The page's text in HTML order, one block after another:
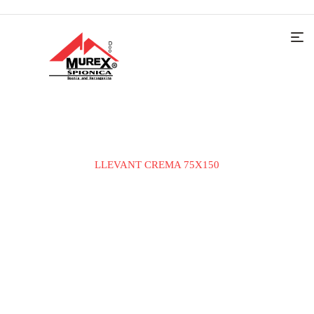
LLEVANT CREMA 75X150